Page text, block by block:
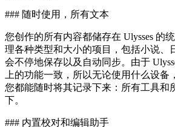
### 随时使用，所有文本
您创作的所有内容都储存在 Ulysses 的
理各种类型和大小的项目，包括小说、
会不停地保存以及自动同步。由于
上的功能一致，所以无论使用什么设备
您都能随时将其记录下来：所有工具和
下。
### 内置校对和编辑助手